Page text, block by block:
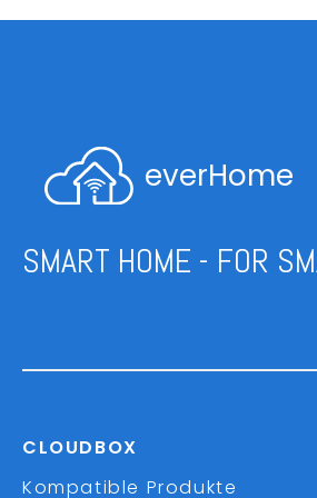
everHome
SMART HOME - FOR
CLOUDBOX
Kompatible Produkte